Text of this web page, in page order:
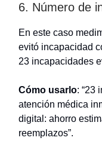
6. Número de
En este caso
evitó incapacidad
23 incapacidades
Cómo usarlo: “23
atención médica
digital: ahorro
reemplazos”.